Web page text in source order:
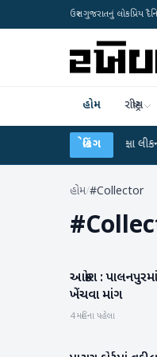
ઉત્તર ગુજરાતનું લોકપ્રિય
હોમ રાષ્ટ્રીય
બ્રેકિંગ
UGC-NET પરીક્ષા લીકના આરોપો
હોમ/#Collector
#
બનાસકાંઠા
આક્રોશ :
ખેંચવા માંગ
4 મહિના પહેલા